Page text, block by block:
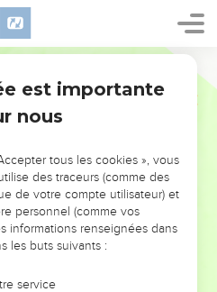
L’ÉVÉNEMENT
!
VOUS ÉVITER LES
?
voit moins les doutes, les erreurs
est importante
nous
tous les cookies », vous
des traceurs (comme des
de votre compte utilisateur) et
personnel (comme vos
informations renseignées dans
les buts suivants :
service